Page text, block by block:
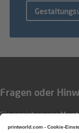
Fragen oder
Sie erreichen uns
von 8:00 bis 17:00